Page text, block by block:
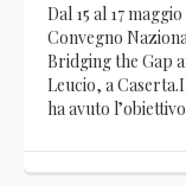
Dal 15 al 17
Convegno
Bridging the Gap
Leucio, a
ha avuto